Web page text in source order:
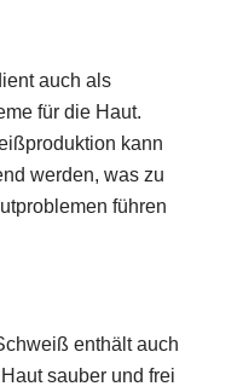
auch als
für die Haut.
kann
werden, was zu
führen
enthält auch
sauber und frei